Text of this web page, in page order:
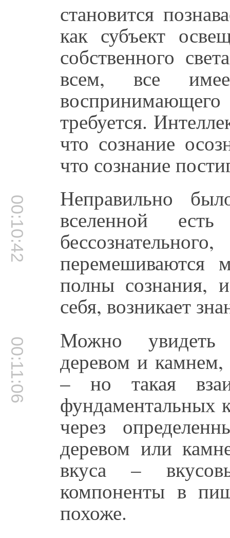
становится
как субъект
собственного
всем, все
требуется.
что сознание
что сознание
00:10:42 Неправильно
вселенной
перемешиваются
полны сознания,
себя, возникает
00:11:06 Можно увидеть
деревом и
– но такая
фундаментальных
через
деревом или
вкуса –
компоненты в
похоже.